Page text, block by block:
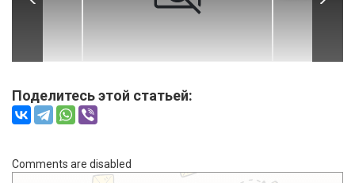
Поделитесь этой статьей:
Comments are disabled